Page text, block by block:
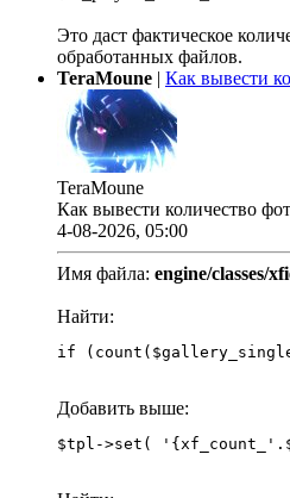
Это даст фактическое
обработанных файлов.
TeraMoune | Как вывести
TeraMoune
Как вывести количество
4-08-2026, 05:00
Имя файла: engine/classes/
Найти:
if
Добавить выше: